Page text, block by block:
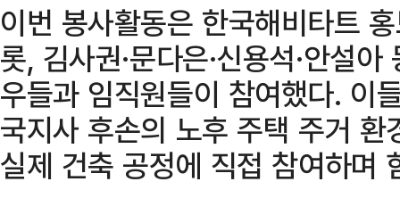
이번 봉사활동은 한국해비타트
롯, 김사권·문다은·신용석·안설
우들과 임직원들이 참여했다. 이
국지사 후손의 노후 주택 주거
실제 건축 공정에 직접 참여하며